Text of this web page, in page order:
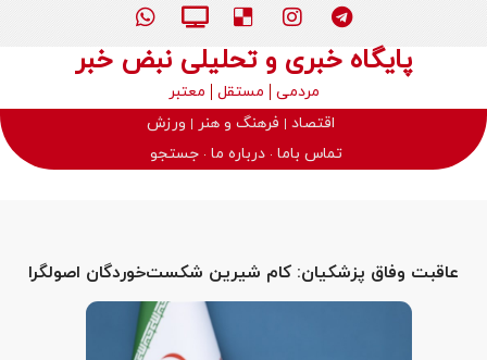
پایگاه خبری و تحلیلی نبض خبر
مردمی مستقل
معتبر
اقتصاد
فرهنگ و هنر
ورزش
تماس باما درباره ما جستجو